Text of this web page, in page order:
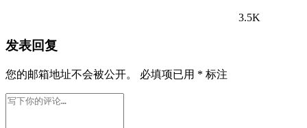
3.5K
发表回复
您的邮箱地址不会被公开。 必填项已用 * 标注